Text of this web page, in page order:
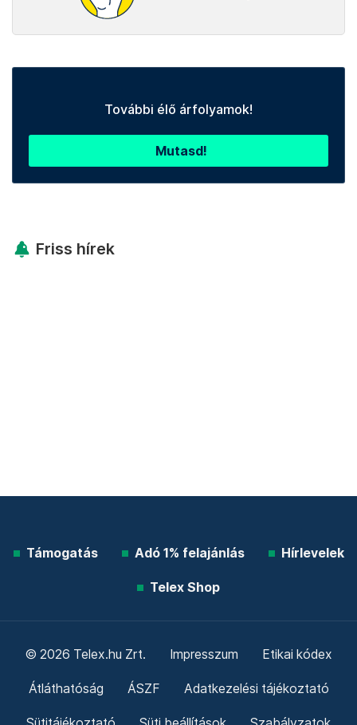
További élő árfolyamok!
Mutasd!
Friss hírek
Támogatás Adó 1% felajánlás Hírlevelek
Telex Shop
© 2026 Telex.hu Zrt. Impresszum Etikai kódex
Átláthatóság ÁSZF Adatkezelési tájékoztató